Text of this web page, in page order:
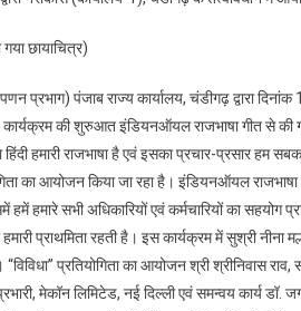
के
में
का
गया छायाचित्र)
प्रभाग) पंजाब राज्य कार्यालय, चंडीगढ़ द्वारा
कार्यक्रम की शुरुआत इंडियनऑयल राजभाषा गीत से की
हमारी राजभाषा है एवं इसका प्रचार-प्रसार हम
का आयोजन किया जा रहा है। इंडियनऑयल
सभी अधिकारियों एवं कर्मचारियों का सहयोग
प्राथमिता रहती है। इस कार्यक्रम में सुश्री
प्रतियोगिता का आयोजन श्री श्रीनिवास
मेकॉन लिमिटेड, नई दिल्ली एवं समन्वय कार्य डॉ.